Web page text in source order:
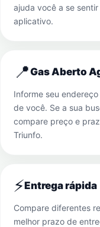
ajuda você a se
aplicativo.
📍Gas Aberto
Informe seu
de você. Se a sua
compare preço e
Triunfo.
⚡Entrega rápida
Compare diferentes
melhor prazo de